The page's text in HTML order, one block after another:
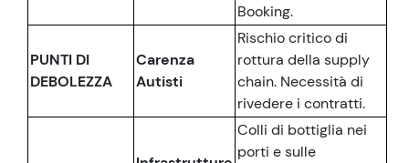
Booking.
PUNTI DI
DEBOLEZZA
Carenza
Autisti
Rischio critico di
rottura della supply
chain. Necessità di
rivedere i contratti.
Colli di bottiglia nei
porti e sulle